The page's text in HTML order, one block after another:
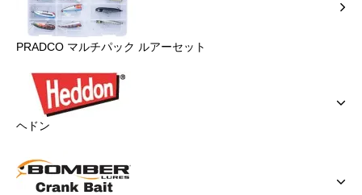
PRADCO マルチパック ルアーセット
ヘドン